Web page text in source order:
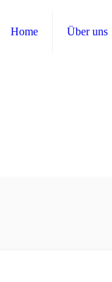
Home Über uns